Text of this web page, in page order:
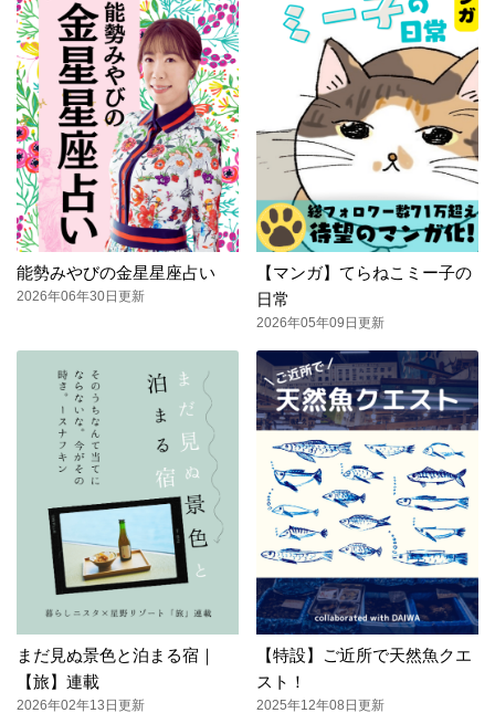
能勢みやびの金星星座占い
2026年06年30日更新
【マンガ】てらねこミー子の
日常
2026年05年09日更新
まだ見ぬ景色と泊まる宿｜
【旅】連載
2026年02年13日更新
【特設】ご近所で天然魚クエ
スト！
2025年12年08日更新